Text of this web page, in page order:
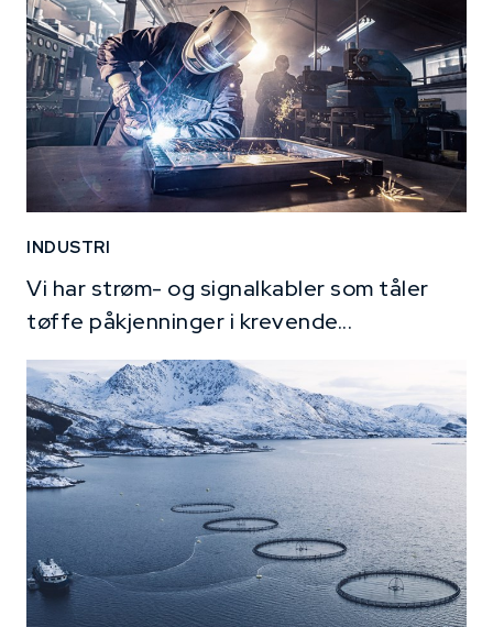
INDUSTRI
Vi har strøm- og signalkabler som tåler
tøffe påkjenninger i krevende...